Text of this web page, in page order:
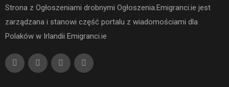
Strona z Ogłoszeniami drobnymi Ogłoszenia.Emigranci.ie jest
zarządzana i stanowi część portalu z wiadomościami dla
Polaków w Irlandii Emigranci.ie